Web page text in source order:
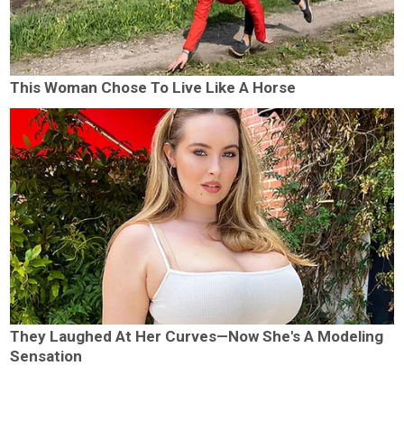
This Woman Chose To Live Like A Horse
They Laughed At Her Curves—Now She's A Modeling
Sensation